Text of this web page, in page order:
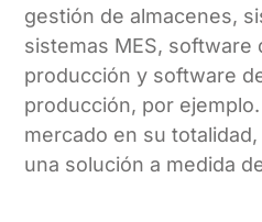
gestión de almacenes,
sistemas MES, software
producción y software
producción, por
mercado en su
una solución a medida